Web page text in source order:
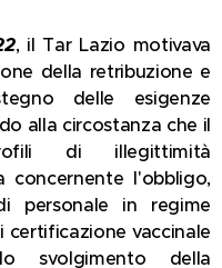
, il Tar Lazio motivava
della retribuzione e
delle esigenze
alla circostanza che il
di illegittimità
concernente l'obbligo,
personale in regime
vaccinale
svolgimento della